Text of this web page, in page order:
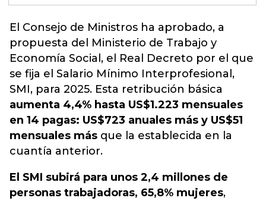
El Consejo de Ministros ha aprobado, a
propuesta del Ministerio de Trabajo y
Economía Social, el Real Decreto por el que
se fija el Salario Mínimo Interprofesional,
SMI, para 2025. Esta retribución básica
aumenta 4,4% hasta US$1.223 mensuales
en 14 pagas: US$723 anuales más y US$51
mensuales más que la establecida en la
cuantía anterior.
El SMI subirá para unos 2,4 millones de
personas trabajadoras, 65,8% mujeres,